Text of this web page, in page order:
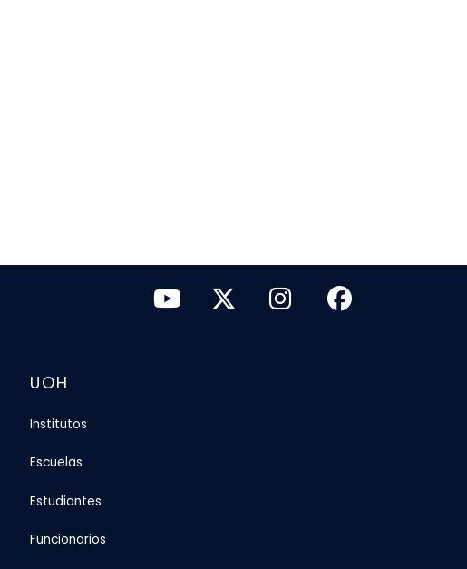
UOH
Institutos
Escuelas
Estudiantes
Funcionarios